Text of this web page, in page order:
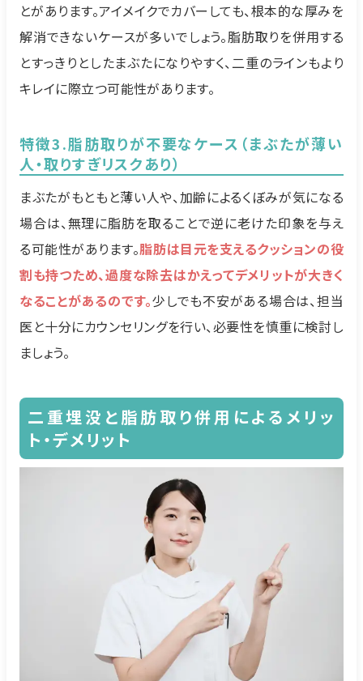
とがあります。アイメイクでカバーしても、根本的な厚みを
解消できないケースが多いでしょう。脂肪取りを併用する
とすっきりとしたまぶたになりやすく、二重のラインもより
キレイに際立つ可能性があります。
特徴3.脂肪取りが不要なケース（まぶたが薄い
人・取りすぎリスクあり）
まぶたがもともと薄い人や、加齢によるくぼみが気になる
場合は、無理に脂肪を取ることで逆に老けた印象を与え
る可能性があります。脂肪は目元を支えるクッションの役
割も持つため、過度な除去はかえってデメリットが大きく
なることがあるのです。少しでも不安がある場合は、担当
医と十分にカウンセリングを行い、必要性を慎重に検討し
ましょう。
二重埋没と脂肪取り併用によるメリッ
ト・デメリット